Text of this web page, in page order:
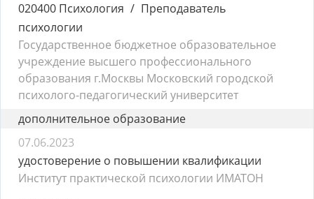
020400 Психология
Преподаватель
психологии
Государственное бюджетное образовательное
учреждение высшего профессионального
образования г.Москвы Московский городской
психолого-педагогический университет
дополнительное образование
07.06.2023
удостоверение о повышении квалификации
Институт практической психологии ИМАТОН